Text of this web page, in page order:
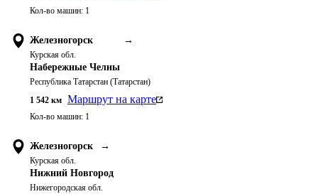
Кол-во машин: 1
Железногорск →
Курская обл.
Набережные Челны
Республика Татарстан (Татарстан)
1 542 км Маршрут на карте
Кол-во машин: 1
Железногорск →
Курская обл.
Нижний Новгород
Нижегородская обл.